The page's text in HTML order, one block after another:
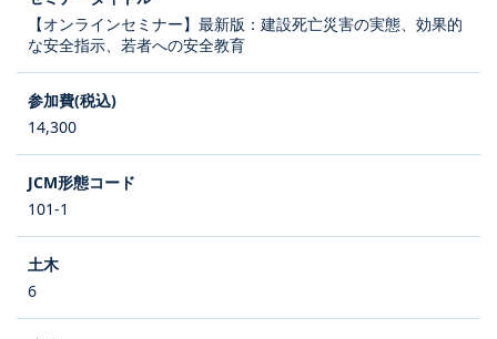
【オンラインセミナー】最新版：建設死亡災害の実態、効果的
な安全指示、若者への安全教育
14,300
101-1
6